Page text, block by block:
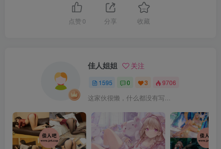
面饼仙儿 – NO.152 升玖冰淇淋[27P-125.5M]✦自购✦
面饼仙儿 – NO.151 吊带私房[40P-428.7M]✦自购✦
面饼仙儿 – NO.150 皮裤连体红毛衣[20P-289.8M]
点赞 0 分享 收藏
佳人姐姐 关注
1595 0 3 9706
这家伙很懒，什么都没有写...